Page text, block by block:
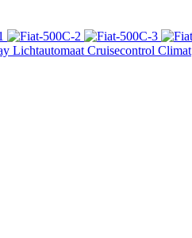
Lichtautomaat Cruisecontrol Climat